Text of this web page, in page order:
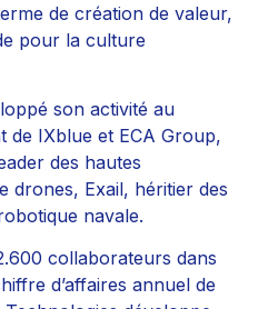
de création de valeur,
pour la culture
son activité au
IXblue et ECA Group,
des hautes
drones, Exail, héritier des
navale.
collaborateurs dans
d’affaires annuel de